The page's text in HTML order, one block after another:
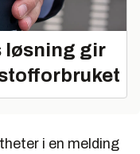
løsning gir
i en melding